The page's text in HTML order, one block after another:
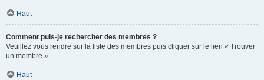
Haut
Comment puis-je rechercher des membres ?
Veuillez vous rendre sur la liste des membres puis cliquer sur le lien « Trouver
un membre ».
Haut